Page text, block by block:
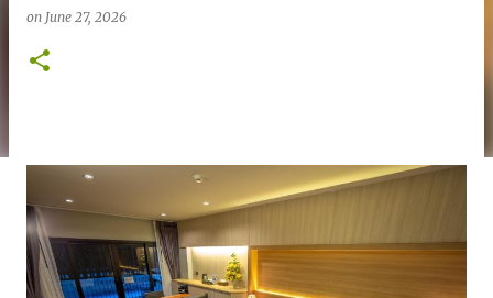
on June 27, 2026